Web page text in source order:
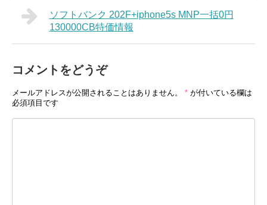
ソフトバンク 202F+iphone5s MNP一括0円
130000CB特価情報
コメントをどうぞ
メールアドレスが公開されることはありません。 * が付いている欄は
必須項目です